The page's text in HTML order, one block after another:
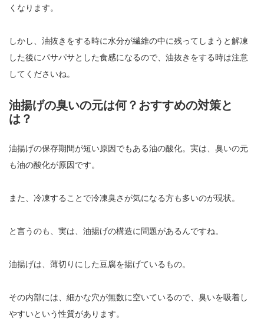
くなります。
しかし、油抜きをする時に水分が繊維の中に残ってしまうと解凍
した後にパサパサとした食感になるので、油抜きをする時は注意
してくださいね。
油揚げの臭いの元は何？おすすめの対策と
は？
油揚げの保存期間が短い原因でもある油の酸化。実は、臭いの元
も油の酸化が原因です。
また、冷凍することで冷凍臭さが気になる方も多いのが現状。
と言うのも、実は、油揚げの構造に問題があるんですね。
油揚げは、薄切りにした豆腐を揚げているもの。
その内部には、細かな穴が無数に空いているので、臭いを吸着し
やすいという性質があります。